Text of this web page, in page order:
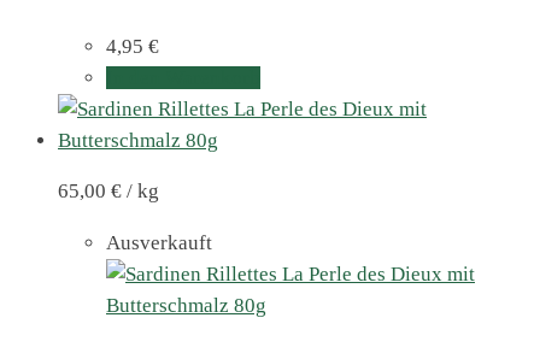
4,95 €
65,00 € / kg
Ausverkauft